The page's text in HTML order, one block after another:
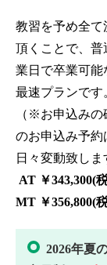
教習を予め全て
頂くことで、普
業日で卒業可能
最速プランです
（※お申込み
のお申込み予約
日々変動致しま
AT ￥343,300(
MT ￥356,800(
2026年夏